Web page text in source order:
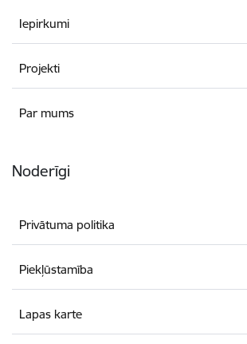
Iepirkumi
Projekti
Par mums
Noderīgi
Privātuma politika
Piekļūstamība
Lapas karte